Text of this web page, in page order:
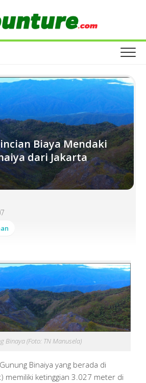
Biaya Mendaki
dari Jakarta
Binaya (Foto: TN Manusela)
Binaiya yang berada di
memiliki ketinggian 3.027 meter di